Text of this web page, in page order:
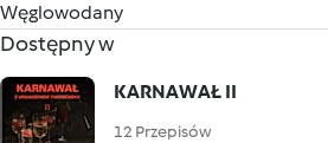
Węglowodany
Dostępny w
KARNAWAŁ II
12 Przepisów